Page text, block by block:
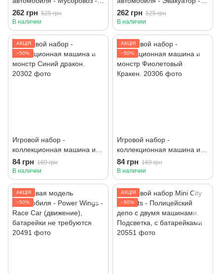
спасатели (световые и
звуковые эффекты),
батарейки в наборе.
262 грн 525 грн
В наличии
спасатели (световые и
звуковые эффекты),
батарейки в наборе.
262 грн 525 грн
В наличии
АКЦІЯ
−50%
Игровой набор -
коллекционная машина и
монстр Синий дракон.
84 грн 169 грн
В наличии
АКЦІЯ
−50%
Игровой набор -
коллекционная машина и
монстр Фиолетовый
Кракен.
84 грн 169 грн
В наличии
АКЦІЯ
−50%
АКЦІЯ
−50%